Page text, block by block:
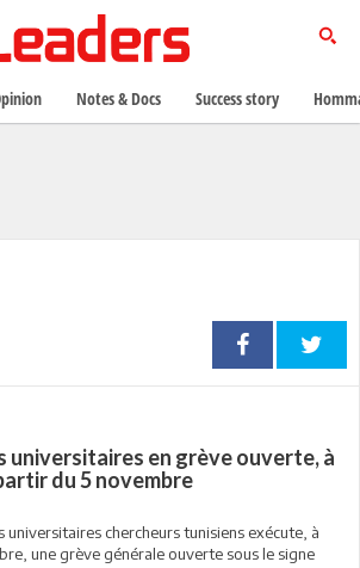
universitaires en grève ouverte, à
du 5 novembre
chercheurs tunisiens exécute, à
une grève générale ouverte sous le signe
Notes & Docs Success story